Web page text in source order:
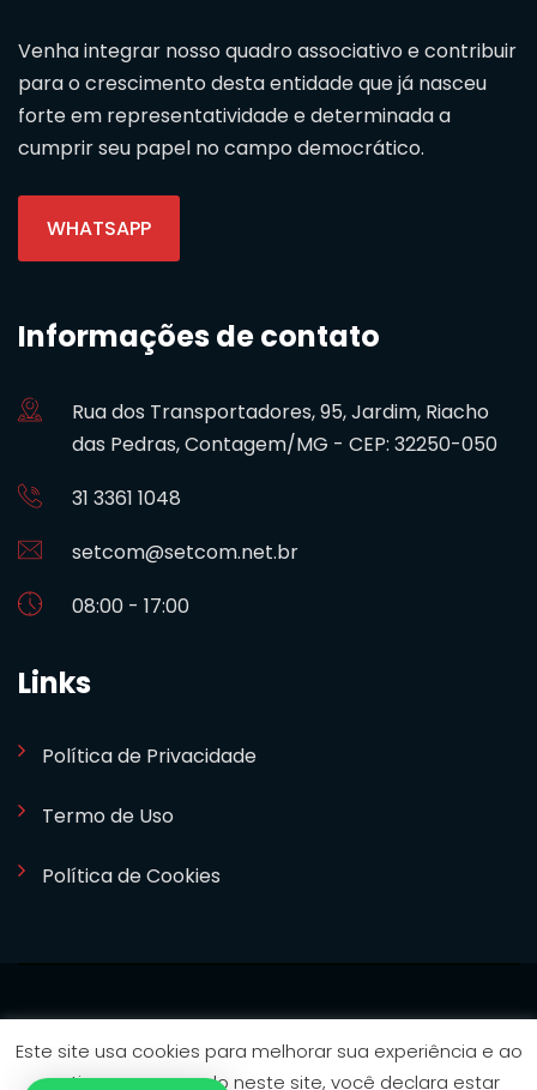
Venha integrar nosso quadro associativo e contribuir
para o crescimento desta entidade que já nasceu
forte em representatividade e determinada a
cumprir seu papel no campo democrático.
WHATSAPP
Informações de contato
Rua dos Transportadores, 95, Jardim, Riacho
das Pedras, Contagem/MG - CEP: 32250-050
31 3361 1048
setcom@setcom.net.br
08:00 - 17:00
Links
Política de Privacidade
Termo de Uso
Política de Cookies
Este site usa cookies para melhorar sua experiência e ao
continuar navegando neste site, você declara estar